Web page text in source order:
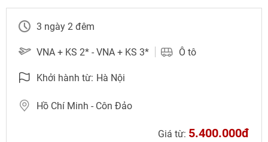
3 ngày 2 đêm
VNA + KS 2* - VNA + KS 3* Ô tô
Khởi hành từ: Hà Nội
Hồ Chí Minh - Côn Đảo
Giá từ: 5.400.000đ